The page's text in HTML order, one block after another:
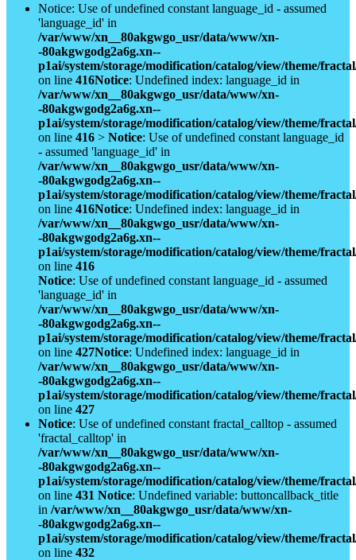
Notice: Use of undefined constant language_id - assumed
'language_id' in
/var/www/xn__80akgwgo_usr/data/www/xn-
-80akgwgodg2a6g.xn--
p1ai/system/storage/modification/catalog/view/theme/
on line 416Notice: Undefined index: language_id in
/var/www/xn__80akgwgo_usr/data/www/xn-
-80akgwgodg2a6g.xn--
p1ai/system/storage/modification/catalog/view/theme/
on line 416 > Notice: Use of undefined constant language_id
- assumed 'language_id' in
/var/www/xn__80akgwgo_usr/data/www/xn-
-80akgwgodg2a6g.xn--
p1ai/system/storage/modification/catalog/view/theme/
on line 416Notice: Undefined index: language_id in
/var/www/xn__80akgwgo_usr/data/www/xn-
-80akgwgodg2a6g.xn--
p1ai/system/storage/modification/catalog/view/theme/
on line 416
Notice: Use of undefined constant language_id - assumed
'language_id' in
/var/www/xn__80akgwgo_usr/data/www/xn-
-80akgwgodg2a6g.xn--
p1ai/system/storage/modification/catalog/view/theme/
on line 427Notice: Undefined index: language_id in
/var/www/xn__80akgwgo_usr/data/www/xn-
-80akgwgodg2a6g.xn--
p1ai/system/storage/modification/catalog/view/theme/
on line 427
Notice: Use of undefined constant fractal_calltop - assumed
'fractal_calltop' in
/var/www/xn__80akgwgo_usr/data/www/xn-
-80akgwgodg2a6g.xn--
p1ai/system/storage/modification/catalog/view/theme/
on line 431 Notice: Undefined variable: buttoncallback_title
in /var/www/xn__80akgwgo_usr/data/www/xn-
-80akgwgodg2a6g.xn--
p1ai/system/storage/modification/catalog/view/theme/
on line 432